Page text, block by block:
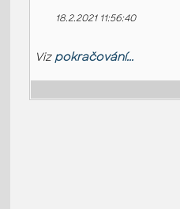
18.2.2021 11:56:40
Viz pokračování...